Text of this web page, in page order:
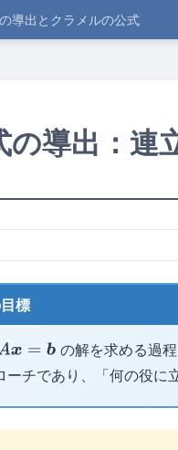
導出とクラメルの公式
の導出：連
標
x= b
の解を求める過
ーチであり、「何の役に